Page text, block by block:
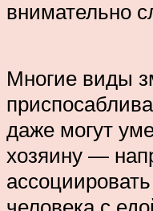
внимательно
Многие виды
даже могут
хозяину —